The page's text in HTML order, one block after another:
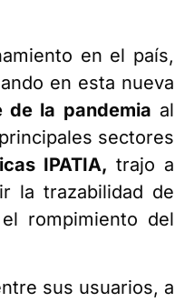
en el país,
en esta nueva
de la pandemia al
sectores
IPATIA, trajo a
la trazabilidad de
rompimiento del
sus usuarios, a